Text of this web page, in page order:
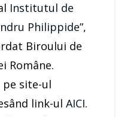
Institutul de
Philippide”,
Biroului de
Române.
site-ul
link-ul AICI.